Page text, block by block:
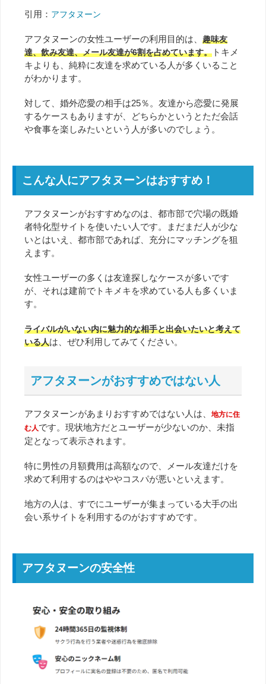
引用： アフタヌーン
アフタヌーンの女性ユーザーの利用目的は、 趣味友
達、飲み友達、メール友達が6割を占めています。 トキメ
キよりも、純粋に友達を求めている人が多くいること
がわかります。
対して、婚外恋愛の相手は25％。友達から恋愛に発展
するケースもありますが、どちらかというとただ会話
や食事を楽しみたいという人が多いのでしょう。
こんな人にアフタヌーンはおすすめ！
アフタヌーンがおすすめなのは、都市部で穴場の既婚
者特化型サイトを使いたい人です。まだまだ人が少な
いとはいえ、都市部であれば、充分にマッチングを狙
えます。
女性ユーザーの多くは友達探しなケースが多いです
が、それは建前でトキメキを求めている人も多くいま
す。
ライバルがいない内に魅力的な相手と出会いたいと考えて
いる人は、ぜひ利用してみてください。
アフタヌーンがおすすめではない人
アフタヌーンがあまりおすすめではない人は、
地方に住
む人です。現状地方だとユーザーが少ないのか、未指
定となって表示されます。
特に男性の月額費用は高額なので、メール友達だけを
求めて利用するのはややコスパが悪いといえます。
地方の人は、すでにユーザーが集まっている大手の出
会い系サイトを利用するのがおすすめです。
アフタヌーンの安全性